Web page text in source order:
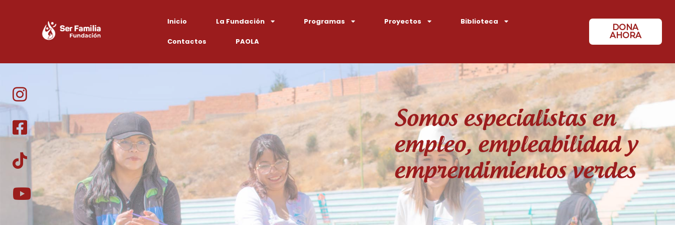
Inicio La Fundación Programas Proyectos Biblioteca
Contactos PAOLA
DONA
AHORA